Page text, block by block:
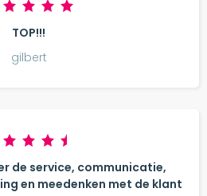
TOP!!!
gilbert
de service, communicatie,
en meedenken met de klant